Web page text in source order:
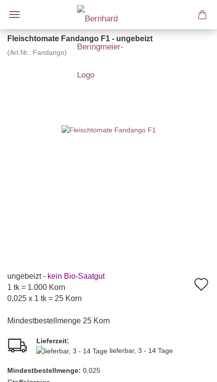
Fleischtomate Fandango F1 - ungebeizt
(Art.Nr.: Fandango)
ungebeizt - kein Bio-Saatgut
1 tk = 1.000 Korn
0,025 x 1 tk = 25 Korn
Mindestbestellmenge 25 Korn
Lieferzeit:
lieferbar, 3 - 14 Tage
Mindest­bestellmenge: 0,025